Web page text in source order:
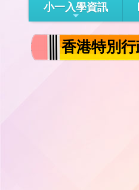
小一入學資訊
香港特別